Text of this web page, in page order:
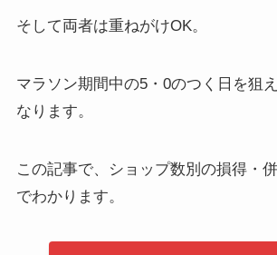
そして両者は重ねがけOK。
マラソン期間中の5・0のつく日を狙
なります。
この記事で、ショップ数別の損得・
でわかります。